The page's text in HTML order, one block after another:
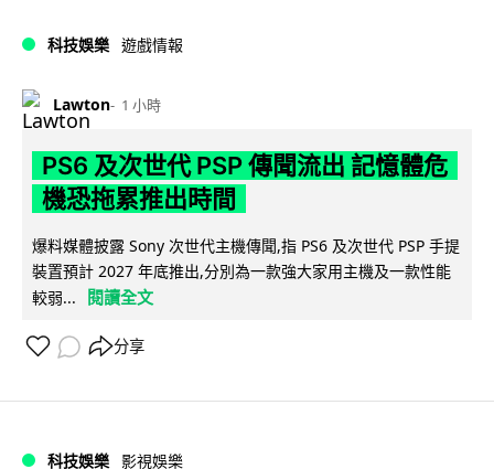
科技娛樂 遊戲情報
Lawton 1 小時
PS6 及次世代 PSP 傳聞流出 記憶體危
機恐拖累推出時間
爆料媒體披露 Sony 次世代主機傳聞,指 PS6 及次世代 PSP 手提
裝置預計 2027 年底推出,分別為一款強大家用主機及一款性能
較弱...
閱讀全文
分享
科技娛樂 影視娛樂